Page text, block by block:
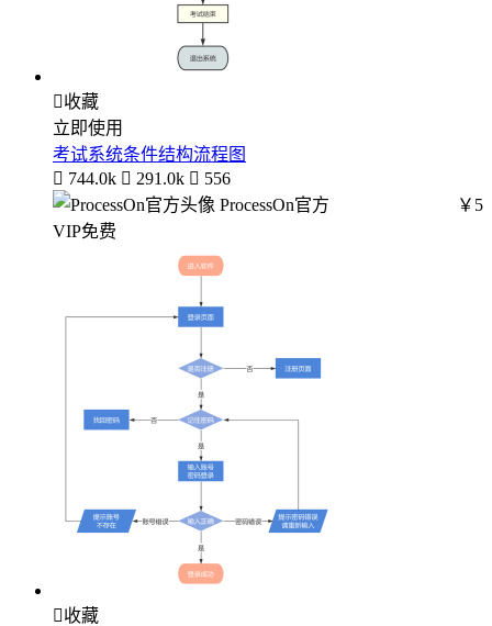
收藏
立即使用
考试系统条件结构流程图
 744.0k  291.0k  556
ProcessOn官方
￥5
VIP免费
收藏